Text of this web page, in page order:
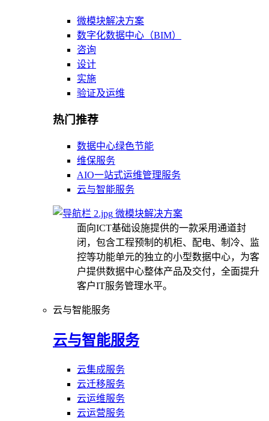
微模块解决方案
数字化数据中心（BIM）
咨询
设计
实施
验证及运维
热门推荐
数据中心绿色节能
维保服务
AIO一站式运维管理服务
云与智能服务
微模块解决方案
面向ICT基础设施提供的一款采用通道封
闭，包含工程预制的机柜、配电、制冷、监
控等功能单元的独立的小型数据中心，为客
户提供数据中心整体产品及交付，全面提升
客户IT服务管理水平。
云与智能服务
云与智能服务
云集成服务
云迁移服务
云运维服务
云运营服务